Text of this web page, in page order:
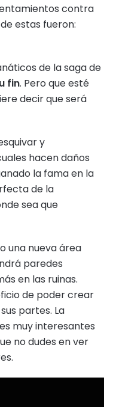
contra
estas fueron:
de la saga de
fin. Pero que esté
decir que será
y
hacen daños
la fama en la
de la
sea que
una nueva área
paredes
en las ruinas.
de poder crear
partes. La
muy interesantes
no dudes en ver